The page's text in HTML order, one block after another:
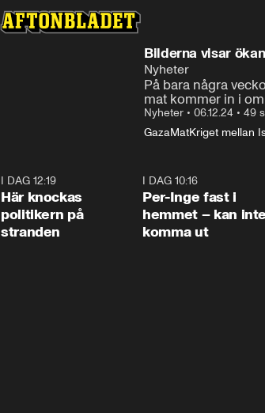
Bilderna visar
Nyheter
På bara några
mat kommer in i
Nyheter • 06.12.24 • 49
GazaMatKriget mellan
I DAG 12:19
Här knockas
politikern på
stranden
I DAG 10:16
Per-Inge fast i
hemmet – kan inte
komma ut